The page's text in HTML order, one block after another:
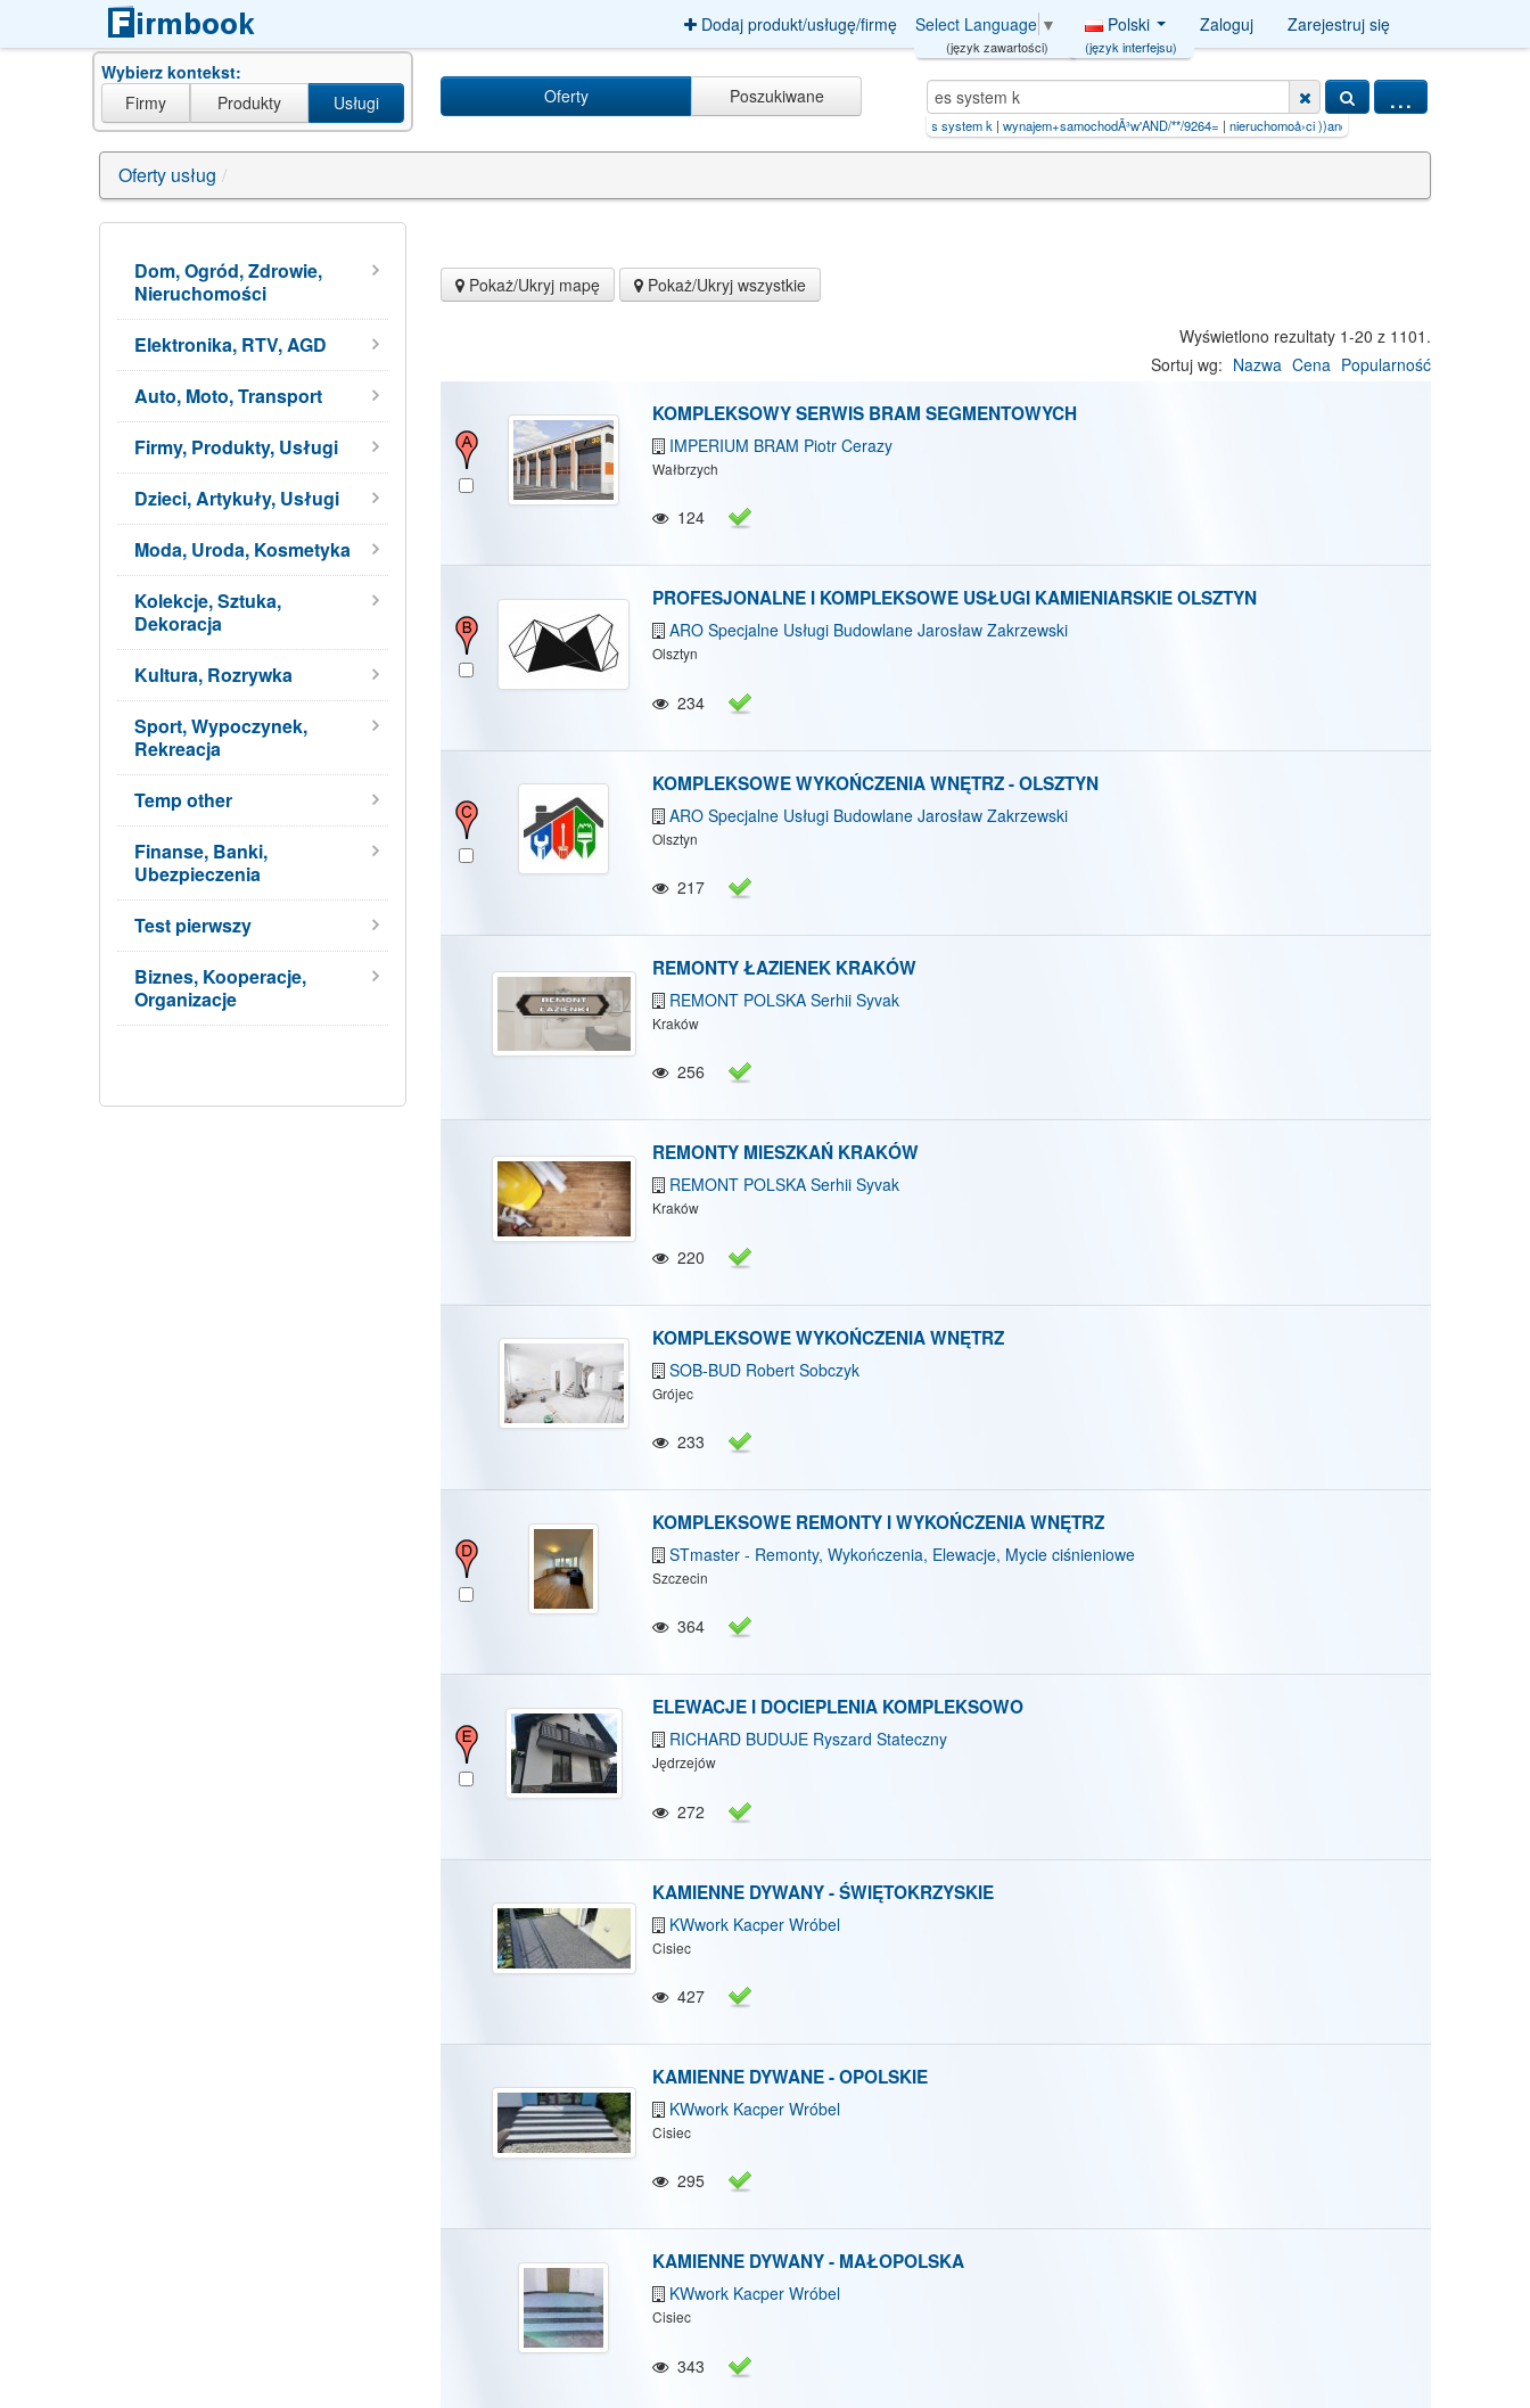
Dodaj produkt/usługę/firmę Select Language ▼
(język zawartości)
Polski
(język interfejsu)
Zaloguj Zarejestruj się
Wybierz kontekst:
Firmy
Produkty Usługi Oferty Poszukiwane ...
wynajem+samochodÃ³w'AND/**/9264=|nieruchomoå›ci ))and/**/2499=ctx|sp. z o.o'nvopzp; and 1=1 or (<'
Oferty usług /
Dom, Ogród, Zdrowie,
Nieruchomości
Elektronika, RTV, AGD
Auto, Moto, Transport
Firmy, Produkty, Usługi
Dzieci, Artykuły, Usługi
Moda, Uroda, Kosmetyka
Kolekcje, Sztuka,
Dekoracja
Kultura, Rozrywka
Sport, Wypoczynek,
Rekreacja
Temp other
Finanse, Banki,
Ubezpieczenia
Test pierwszy
Biznes, Kooperacje,
Organizacje
Pokaż/Ukryj mapę Pokaż/Ukryj wszystkie
Pokaż/Ukryj mapę Pokaż/Ukryj wszystkie
Wyświetlono rezultaty 1-20 z 1101.
Sortuj wg: Nazwa Cena Popularność
KOMPLEKSOWY SERWIS BRAM SEGMENTOWYCH
IMPERIUM BRAM Piotr Cerazy
Wałbrzych
124
PROFESJONALNE I KOMPLEKSOWE USŁUGI KAMIENIARSKIE OLSZTYN
ARO Specjalne Usługi Budowlane Jarosław Zakrzewski
Olsztyn
234
KOMPLEKSOWE WYKOŃCZENIA WNĘTRZ - OLSZTYN
ARO Specjalne Usługi Budowlane Jarosław Zakrzewski
Olsztyn
217
REMONTY ŁAZIENEK KRAKÓW
REMONT POLSKA Serhii Syvak
Kraków
256
REMONTY MIESZKAŃ KRAKÓW
REMONT POLSKA Serhii Syvak
Kraków
220
KOMPLEKSOWE WYKOŃCZENIA WNĘTRZ
SOB-BUD Robert Sobczyk
Grójec
233
KOMPLEKSOWE REMONTY I WYKOŃCZENIA WNĘTRZ
STmaster - Remonty, Wykończenia, Elewacje, Mycie ciśnieniowe
Szczecin
364
ELEWACJE I DOCIEPLENIA KOMPLEKSOWO
RICHARD BUDUJE Ryszard Stateczny
Jędrzejów
272
KAMIENNE DYWANY - ŚWIĘTOKRZYSKIE
KWwork Kacper Wróbel
Cisiec
427
KAMIENNE DYWANE - OPOLSKIE
KWwork Kacper Wróbel
Cisiec
295
KAMIENNE DYWANY - MAŁOPOLSKA
KWwork Kacper Wróbel
Cisiec
343